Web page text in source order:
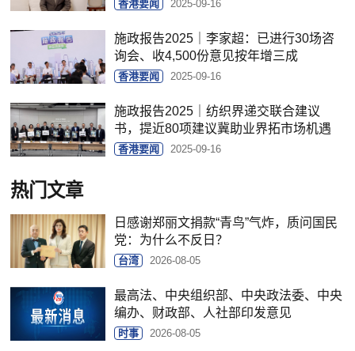
香港要闻 2025-09-16
施政报告2025｜李家超：已进行30场咨
询会、收4,500份意见按年增三成
香港要闻 2025-09-16
施政报告2025｜纺织界递交联合建议
书，提近80项建议冀助业界拓市场机遇
香港要闻 2025-09-16
热门文章
日感谢郑丽文捐款“青鸟”气炸，质问国民
党：为什么不反日？
台湾 2026-08-05
最高法、中央组织部、中央政法委、中央
编办、财政部、人社部印发意见
时事 2026-08-05